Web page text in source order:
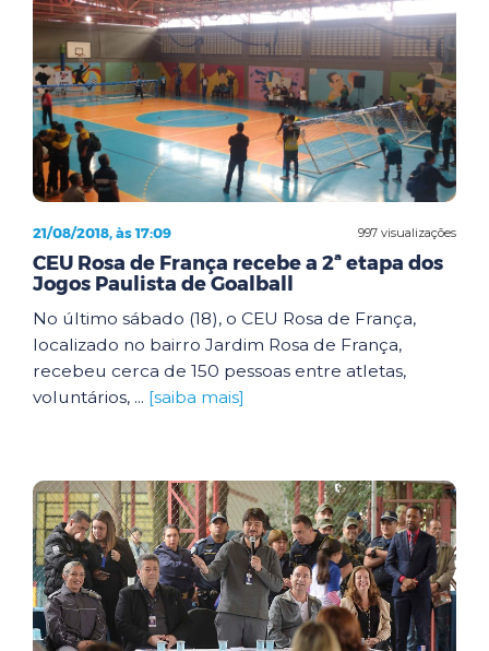
997 visualizações
21/08/2018, às 17:09
CEU Rosa de França recebe a 2ª etapa dos
Jogos Paulista de Goalball
No último sábado (18), o CEU Rosa de França,
localizado no bairro Jardim Rosa de França,
recebeu cerca de 150 pessoas entre atletas,
voluntários, ... [saiba mais]